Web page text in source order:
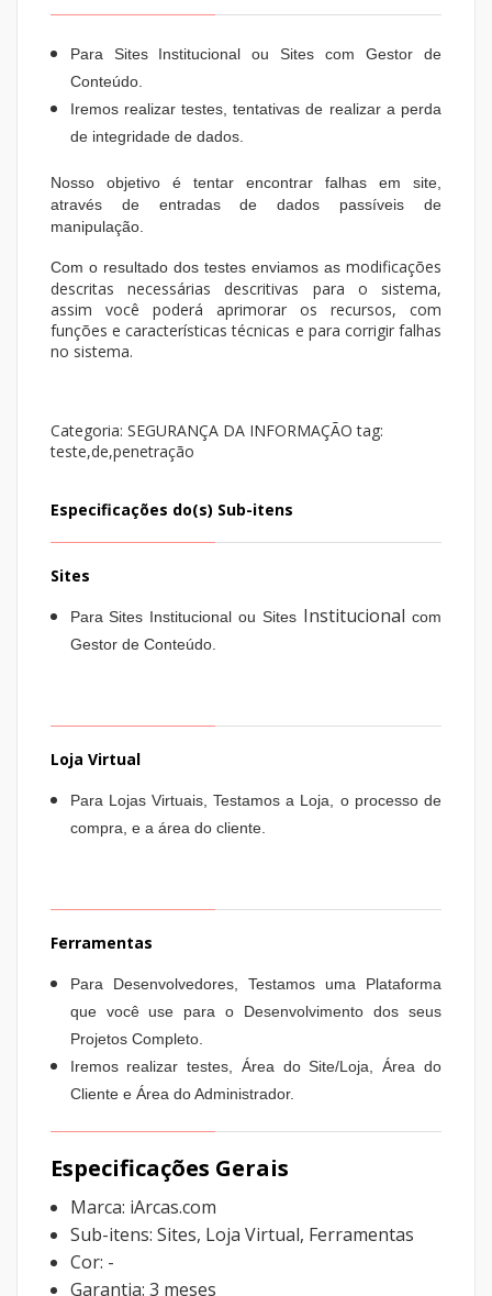
Para Sites Institucional ou Sites com Gestor de
Conteúdo.
Iremos realizar testes, tentativas de realizar a perda
de integridade de dados.
​Nosso objetivo é tentar encontrar falhas em site,
através de entradas de dados passíveis de
manipulação.
Com o resultado dos testes enviamos as modificações
descritas necessárias descritivas para o sistema,
assim você poderá aprimorar os recursos, com
funções e características técnicas e para corrigir falhas
no sistema.
Categoria: SEGURANÇA DA INFORMAÇÃO tag:
teste,de,penetração
Especificações do(s) Sub-itens
Sites
Para Sites Institucional ou Sites Institucional com
Gestor de Conteúdo.
Loja Virtual
Para Lojas Virtuais, Testamos a Loja, o processo de
compra, e a área do cliente.
Ferramentas
Para Desenvolvedores, Testamos uma Plataforma
que você use para o Desenvolvimento dos seus
Projetos Completo.
Iremos realizar testes, Área do Site/Loja, Área do
Cliente e Área do Administrador.
Especificações Gerais
Marca: iArcas.com
Sub-itens: Sites, Loja Virtual, Ferramentas
Cor: -
Garantia: 3 meses